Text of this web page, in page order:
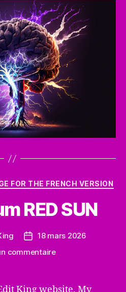
Catégories
FOR THE FRENCH VERSION
RED SUN
Date18 mars 2026
commentairesur
RED